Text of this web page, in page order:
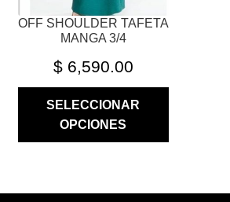
OFF SHOULDER TAFETA
MANGA 3/4
$6,590.00
SELECCIONAR
OPCIONES
DE